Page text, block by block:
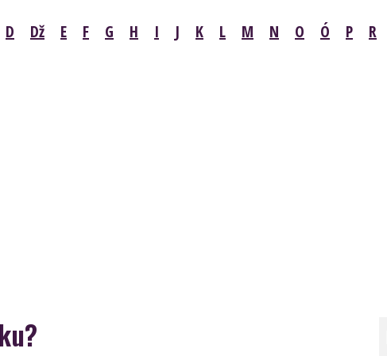
D Dž E F G H I J K L M N O Ó P R